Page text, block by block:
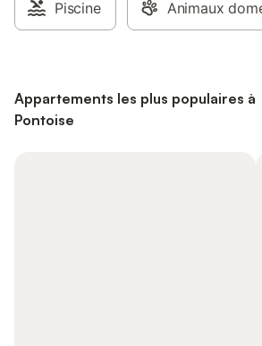
Piscine Animaux
Appartements les plus populaires à
Pontoise